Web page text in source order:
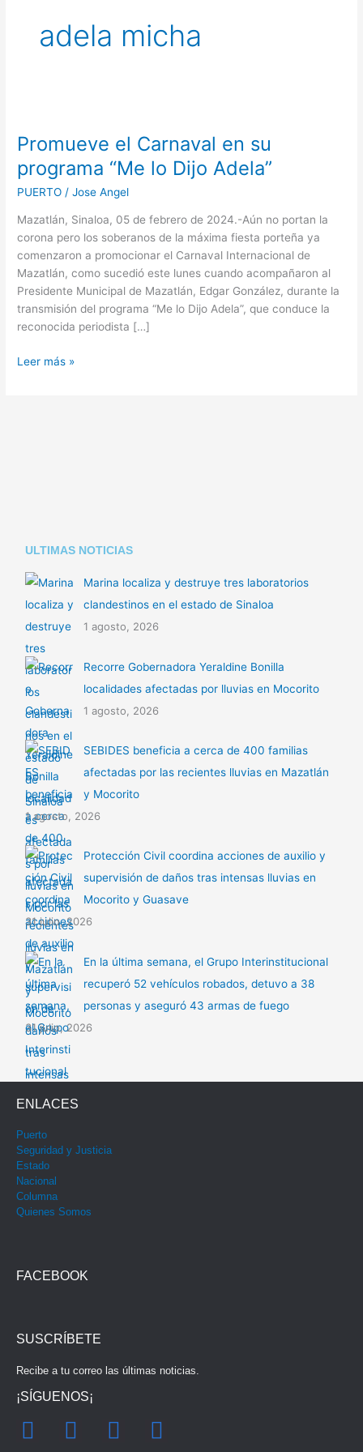
adela micha
Promueve el Carnaval en su
programa “Me lo Dijo Adela”
PUERTO /Jose Angel
Mazatlán, Sinaloa, 05 de febrero de 2024.-Aún no portan la
corona pero los soberanos de la máxima fiesta porteña ya
comenzaron a promocionar el Carnaval Internacional de
Mazatlán, como sucedió este lunes cuando acompañaron al
Presidente Municipal de Mazatlán, Edgar González, durante la
transmisión del programa “Me lo Dijo Adela”, que conduce la
reconocida periodista […]
Carnaval
su
programa
“Me
Adela”
Leer más »
ULTIMAS NOTICIAS
Marina localiza y destruye tres laboratorios
clandestinos en el estado de Sinaloa
1 agosto, 2026
Recorre Gobernadora Yeraldine Bonilla
localidades afectadas por lluvias en Mocorito
1 agosto, 2026
SEBIDES beneficia a cerca de 400 familias
afectadas por las recientes lluvias en Mazatlán
y Mocorito
1 agosto, 2026
Protección Civil coordina acciones de auxilio y
supervisión de daños tras intensas lluvias en
Mocorito y Guasave
31 julio, 2026
En la última semana, el Grupo Interinstitucional
recuperó 52 vehículos robados, detuvo a 38
personas y aseguró 43 armas de fuego
31 julio, 2026
ENLACES
Puerto
Seguridad y Justicia
Estado
Nacional
Columna
Quienes Somos
FACEBOOK
SUSCRÍBETE
Recibe a tu correo las últimas noticias.
¡SÍGUENOS¡
F
I
Y
T